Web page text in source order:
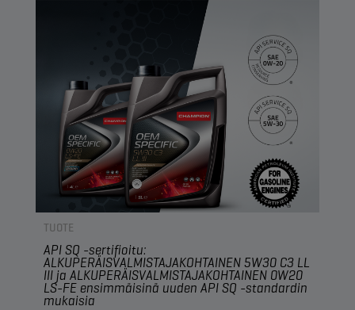
on aloittanut yhteistyön
kanssa ja esitellyt
, mullistavan voiteluaineiden
valvontajärjestelmän, jonka tarkoituksena on pitää
korjaamot toiminnassa ilman keskeytyksiä.
TUOTE
API SQ -sertifioitu:
ALKUPERÄISVALMISTAJAKOHTAINEN 5W30 C3 LL
III ja ALKUPERÄISVALMISTAJAKOHTAINEN 0W20
LS-FE ensimmäisinä uuden API SQ -standardin
mukaisia